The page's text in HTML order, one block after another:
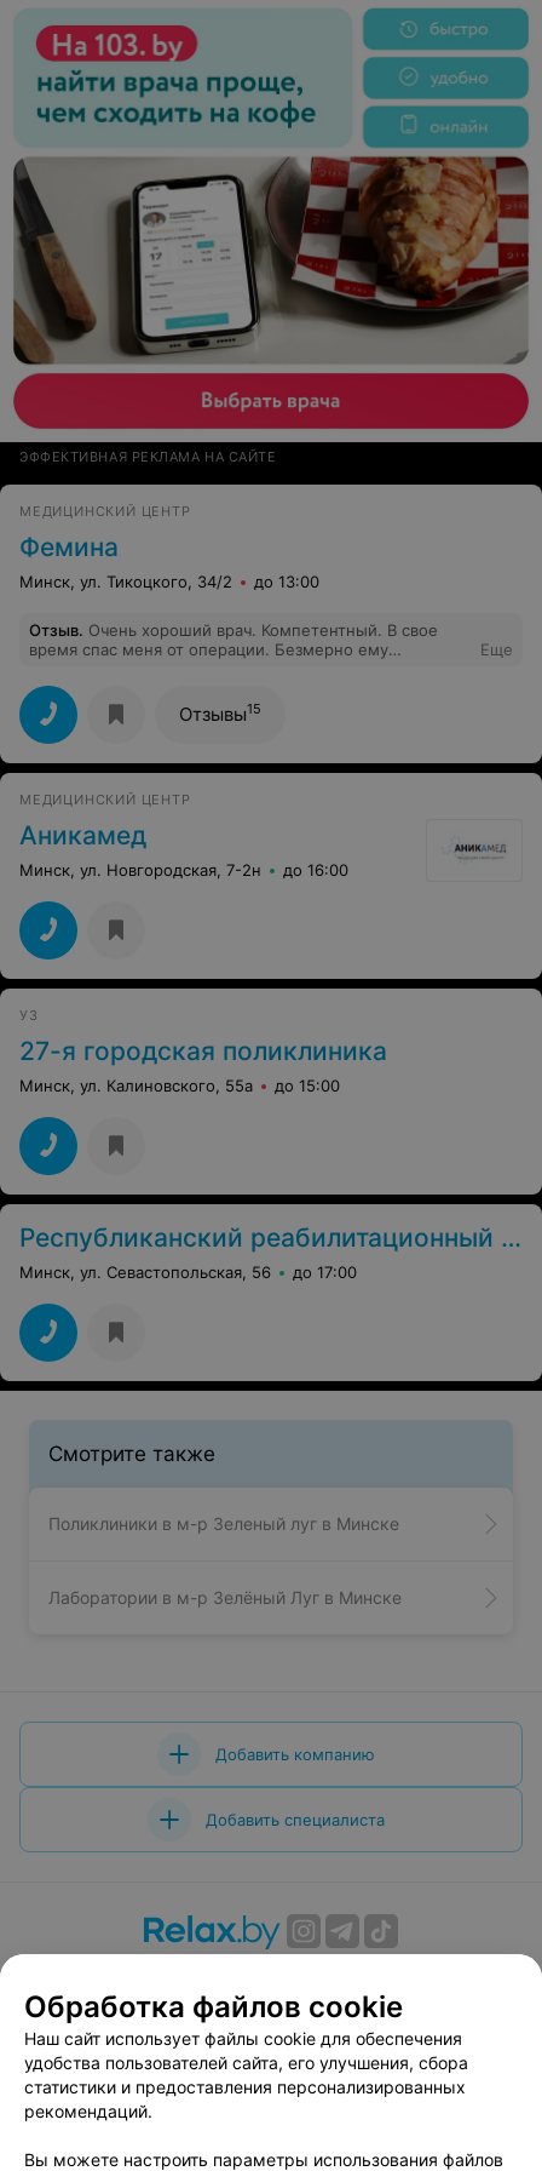
медсестра не может отвести час времени на
консультацию по телефону когда и какие при себе
надо иметь документы, анализы, что бы я пришла на
консультацию во все оружии. Не тратя свое и время
врача впустую. Гирудотерапия.
ЭФФЕКТИВНАЯ РЕКЛАМА НА САЙТЕ
МЕДИЦИНСКИЙ ЦЕНТР
Фемина
Минск, ул. Тикоцкого, 34/2 до 13:00
Отзыв. Очень хороший врач. Компетентный. В свое
время спас меня от операции. Безмерно ему
Александровича и всегда получаю квалифицированную
помощь и дельный совет. Спасибо огромное!!! Таких
врачей сейчас мало. Очень рекомендую.
Еще
Отзывы15
МЕДИЦИНСКИЙ ЦЕНТР
Аникамед
Минск, ул. Новгородская, 7-2н до 16:00
УЗ
27-я городская поликлиника
Минск, ул. Калиновского, 55а до 15:00
Республиканский реабилитационный центр для детей-инвалидов
Минск, ул. Севастопольская, 56 до 17:00
Смотрите также
Поликлиники в м-р Зеленый луг в Минске
Лаборатории в м-р Зелёный Луг в Минске
Добавить компанию
Добавить специалиста
Вакансии
Публичный договор
Способы оплаты
Публичный договор по использованию сервиса
«Афиша»
Пользовательское соглашение
Связаться по вопросам сотрудничества
Обработка файлов cookie
Наш сайт использует файлы cookie для обеспечения
удобства пользователей сайта, его улучшения, сбора
статистики и предоставления персонализированных
рекомендаций.
Вы можете настроить параметры использования файлов